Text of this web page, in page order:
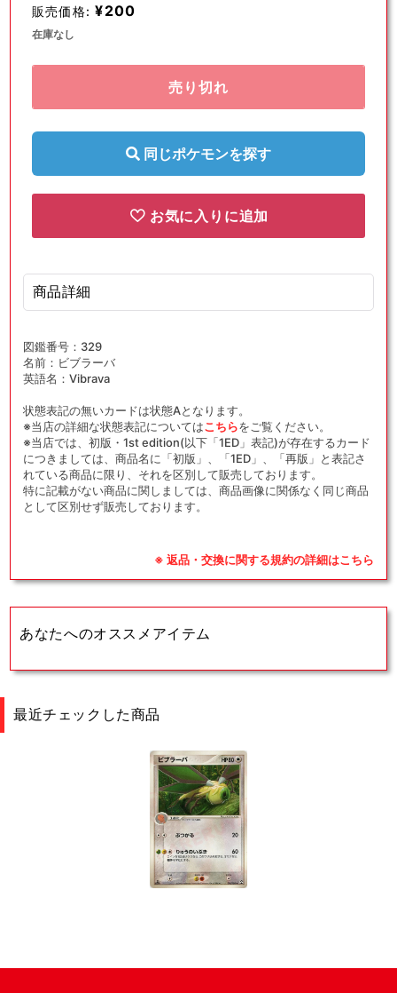
(1)
を
販売価格: ¥200
在庫なし
売り切れ
同じポケモンを探す
お気に入りに追加
商品詳細
図鑑番号：329
名前：ビブラーバ
英語名：Vibrava
状態表記の無いカードは状態Aとなります。
※当店の詳細な状態表記についてはこちらをご覧ください。
※当店では、初版・1st edition(以下「1ED」表記)が存在するカード
につきましては、商品名に「初版」、「1ED」、「再版」と表記さ
れている商品に限り、それを区別して販売しております。
特に記載がない商品に関しましては、商品画像に関係なく同じ商品
として区別せず販売しております。
※ 返品・交換に関する規約の詳細はこちら
あなたへのオススメアイテム
最近チェックした商品